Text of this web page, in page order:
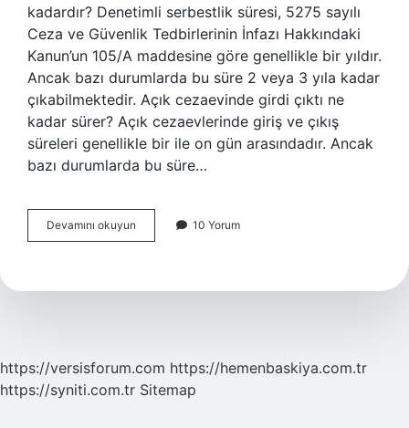
kadardır? Denetimli serbestlik süresi, 5275 sayılı
Ceza ve Güvenlik Tedbirlerinin İnfazı Hakkındaki
Kanun’un 105/A maddesine göre genellikle bir yıldır.
Ancak bazı durumlarda bu süre 2 veya 3 yıla kadar
çıkabilmektedir. Açık cezaevinde girdi çıktı ne
kadar sürer? Açık cezaevlerinde giriş ve çıkış
süreleri genellikle bir ile on gün arasındadır. Ancak
bazı durumlarda bu süre…
Devamını okuyun
Ceza
Yıl
10 Yorum
https://versisforum.com https://hemenbaskiya.com.tr
https://syniti.com.tr Sitemap